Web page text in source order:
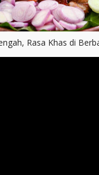
Rasa Khas di